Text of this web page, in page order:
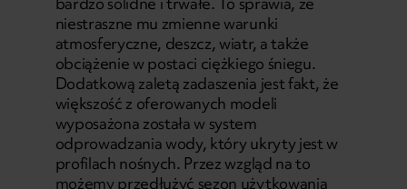
niestraszne mu zmienne warunki
atmosferyczne, deszcz, wiatr, a także
obciążenie w postaci ciężkiego śniegu.
Dodatkową zaletą zadaszenia jest fakt, że
większość z oferowanych modeli
wyposażona została w system
odprowadzania wody, który ukryty jest w
profilach nośnych. Przez wzgląd na to
możemy przedłużyć sezon użytkowania